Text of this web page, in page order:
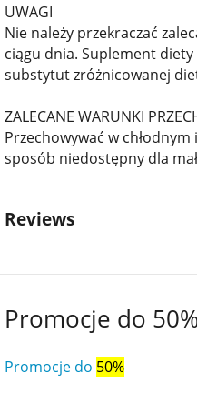
UWAGI
Nie należy przekraczać
ciągu dnia. Suplement
substytut zróżnicowanej
ZALECANE WARUNKI
Przechowywać w
sposób niedostępny dla
Reviews
Promocje do 50%
Promocje do 50%